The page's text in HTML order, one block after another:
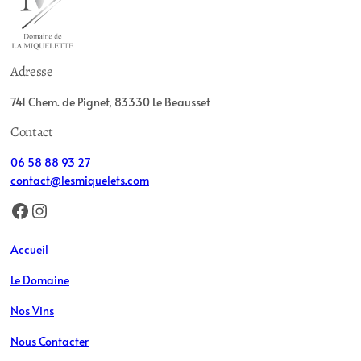
Adresse
741 Chem. de Pignet, 83330 Le Beausset
Contact
06 58 88 93 27
contact@lesmiquelets.com
Facebook Instagram
Accueil
Le Domaine
Nos Vins
Nous Contacter